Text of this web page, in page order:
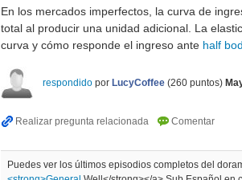
En los mercados imperfectos, la curva de
total al producir una unidad adicional. La
curva y cómo responde el ingreso ante half
respondido por LucyCoffee (260 puntos)
Puedes ver los últimos episodios completos del